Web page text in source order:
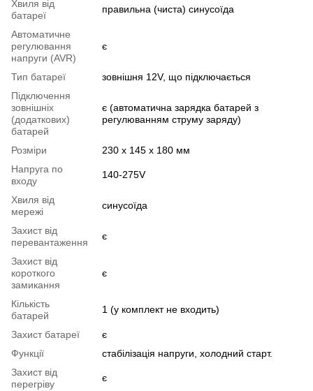
Хвиля від
батареї
правильна (чиста) синусоїда
Автоматичне
регулювання
напруги (AVR)
є
Тип батареї
зовнішня 12V, що підключається
Підключення
зовнішніх
(додаткових)
батарей
є (автоматична зарядка батарей з
регулюванням струму заряду)
Розміри
230 х 145 х 180 мм
Напруга по
входу
140-275V
Хвиля від
мережі
синусоїда
Захист від
перевантаження
є
Захист від
короткого
замикання
є
Кількість
батарей
1 (у комплект не входить)
Захист батареї
є
Функції
стабілізація напруги, холодний старт.
Захист від
перегріву
є